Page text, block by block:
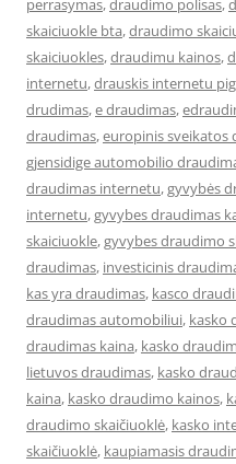
perrasymas,draudimo polisas,
skaiciuokle bta,draudimo
skaiciuokles,draudimu kainos,
internetu,drauskis internetu
drudimas,e draudimas,
draudimas,europinis sveikatos
gjensidige automobilio
draudimas internetu,gyvybės
internetu,gyvybes draudimas
skaiciuokle,gyvybes draudimo
draudimas, investicinis
kas yra draudimas, kasco
draudimas automobiliui, kasko
draudimas kaina, kasko
lietuvos draudimas, kasko
kaina, kasko draudimo kainos,
draudimo skaičiuoklė, kasko
skaičiuoklė, kaupiamasis